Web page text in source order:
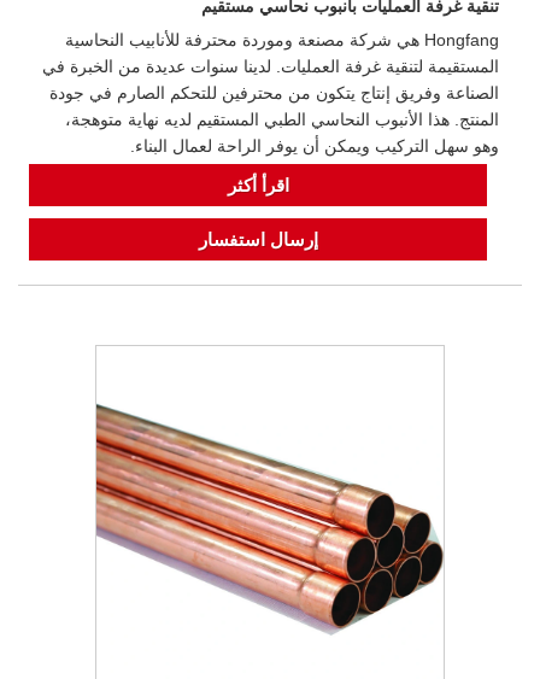
تنقية غرفة العمليات بأنبوب نحاسي مستقيم
Hongfang هي شركة مصنعة وموردة محترفة للأنابيب النحاسية
المستقيمة لتنقية غرفة العمليات. لدينا سنوات عديدة من الخبرة في
الصناعة وفريق إنتاج يتكون من محترفين للتحكم الصارم في جودة
المنتج. هذا الأنبوب النحاسي الطبي المستقيم لديه نهاية متوهجة،
وهو سهل التركيب ويمكن أن يوفر الراحة لعمال البناء.
اقرأ أكثر
إرسال استفسار